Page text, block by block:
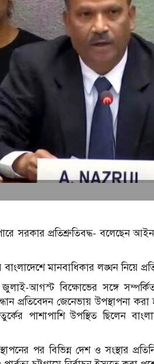
সরকার প্রতিশ্রুতিবদ্ধ- বলেছেন
মানবাধিকার লঙ্ঘন নিয়ে
আগস্ট বিক্ষোভের সঙ্গে
প্রতিবেদন জেনেভায় উপস্থাপনা
পাশাপাশি উপস্থিত ছিলেন
পর বিভিন্ন দেশ ও সংস্থার